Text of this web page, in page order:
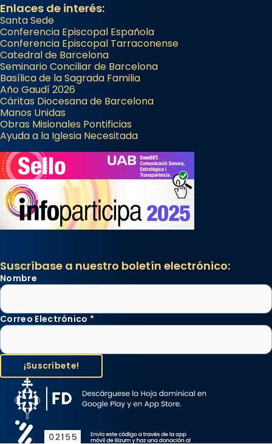
Enlaces de interés:
Santa Sede
Conferencia Episcopal Española
Conferencia Episcopal Tarraconense
Catedral de Barcelona
Seminario Conciliar de Barcelona
Basílica de la Sagrada Familia
Año Gaudí 2026
Cáritas Diocesana de Barcelona
Manos Unidas
Obras Misionales Pontificias
Ayuda a la Iglesia Necesitada
Suscríbase a nuestro boletín electrónico:
Nombre
Correo Electrónico *